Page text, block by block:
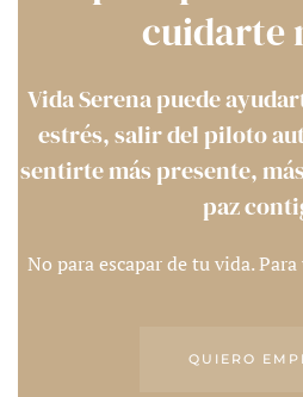
cuidarte
Vida Serena puede
estrés, salir del piloto
sentirte más presente,
paz
No para escapar de tu vida.
QUIERO